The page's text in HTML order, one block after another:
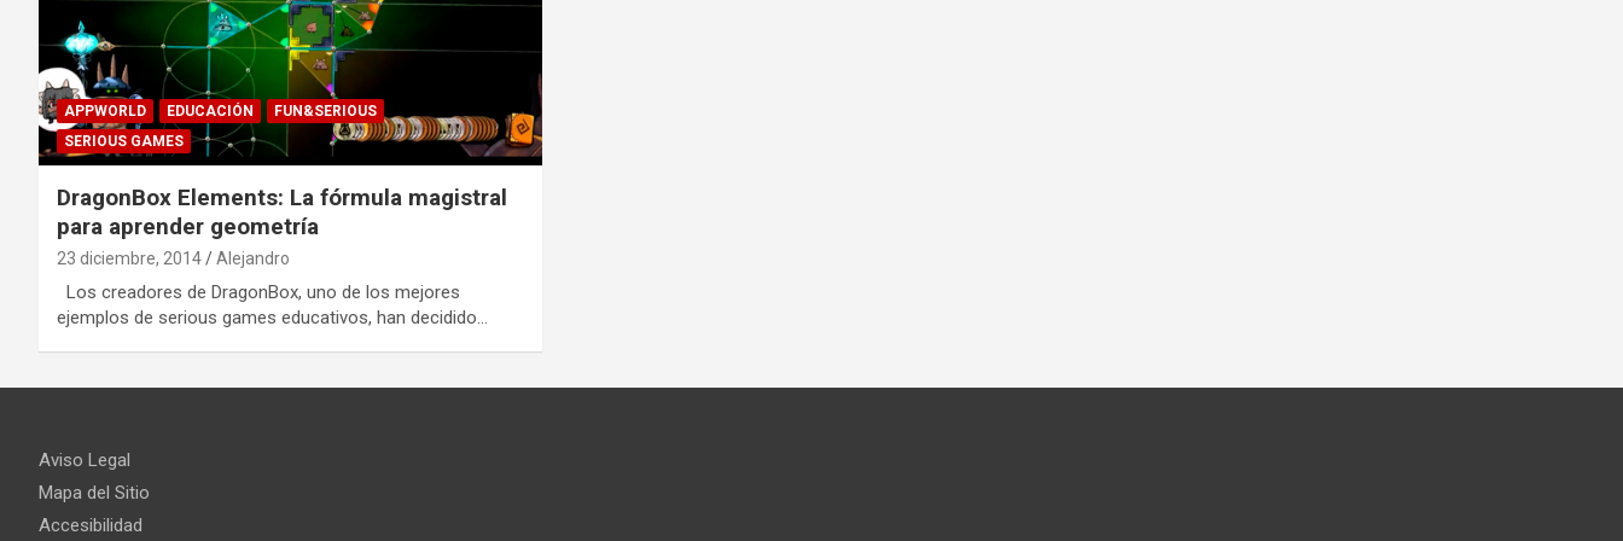
APPWORLD EDUCACIÓN
FUN&SERIOUS
SERIOUS GAMES
DragonBox Elements: La fórmula magistral
para aprender geometría
23 diciembre, 2014 Alejandro
Los creadores de DragonBox, uno de los mejores
ejemplos de serious games educativos, han decidido…
Aviso Legal
Mapa del Sitio
Accesibilidad